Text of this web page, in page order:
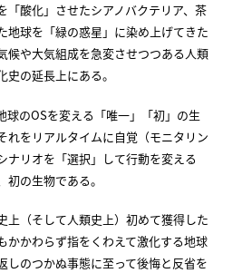
「酸化」させたシアノバクテリア、茶
地球を「緑の惑星」に染め上げてきた
や大気組成を急変させつつある人類
の延長上にある。
球のOSを変える「唯一」「初」の生
れをリアルタイムに自覚（モニタリン
ナリオを「選択」して行動を変える
初の生物である。
上（そして人類史上）初めて獲得した
かかわらず指をくわえて激化する地球
しのつかぬ事態に至って後悔と反省を